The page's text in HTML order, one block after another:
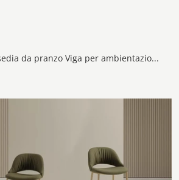
Ti presentiamo la sedia da pranzo Viga per ambientazioni design, tra le più esclusive Sedie fisse di Ditre Italia.